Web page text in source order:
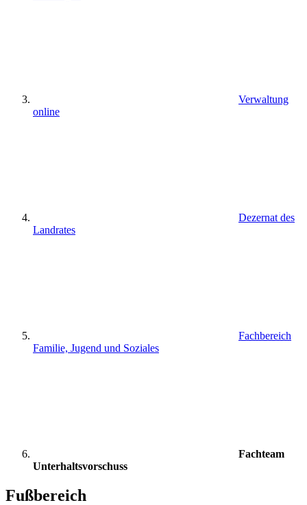
Verwaltung
online
Dezernat des
Landrates
Fachbereich
Familie, Jugend und Soziales
Fachteam
Unterhaltsvorschuss
Fußbereich